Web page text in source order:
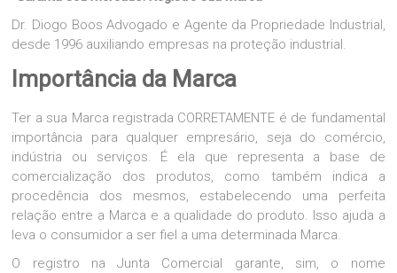
Dr. Diogo Boos Advogado e Agente da Propriedade Industrial,
desde 1996 auxiliando empresas na proteção industrial.
Importância da Marca
Ter a sua Marca registrada CORRETAMENTE é de fundamental
importância para qualquer empresário, seja do comércio,
indústria ou serviços. É ela que representa a base de
comercialização dos produtos, como também indica a
procedência dos mesmos, estabelecendo uma perfeita
relação entre a Marca e a qualidade do produto. Isso ajuda a
leva o consumidor a ser fiel a uma determinada Marca.
O registro na Junta Comercial garante, sim, o nome